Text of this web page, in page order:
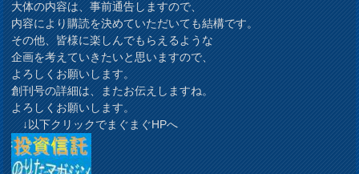
大体の内容は、事前通告しますので、
内容により購読を決めていただいても結構です。
その他、皆様に楽しんでもらえるような
企画を考えていきたいと思いますので、
よろしくお願いします。
創刊号の詳細は、またお伝えしますね。
よろしくお願いします。
↓以下クリックでまぐまぐHPへ